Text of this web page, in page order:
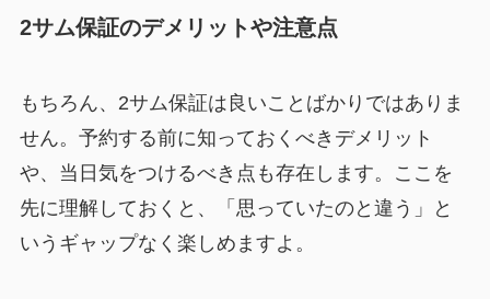
2サム保証のデメリットや注意点
もちろん、2サム保証は良いことばかりではありま
せん。予約する前に知っておくべきデメリット
や、当日気をつけるべき点も存在します。ここを
先に理解しておくと、「思っていたのと違う」と
いうギャップなく楽しめますよ。